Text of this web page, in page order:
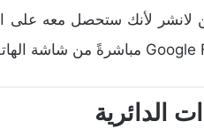
لأنك ستحصل معه على